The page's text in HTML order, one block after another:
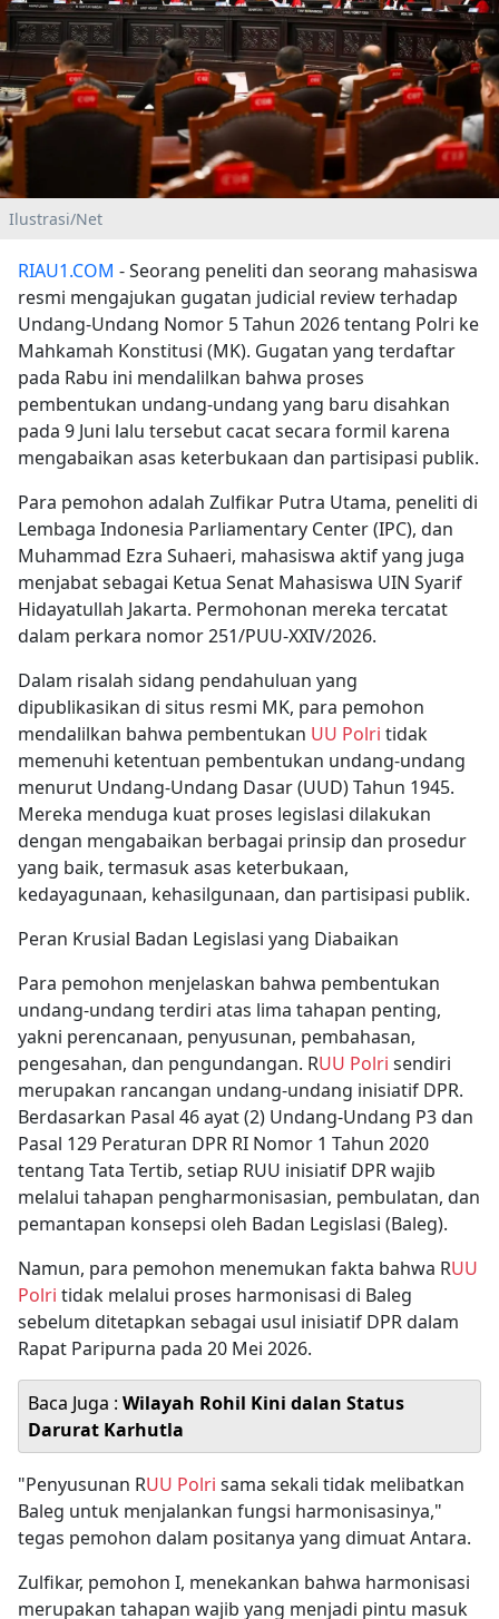
Ilustrasi/Net
RIAU1.COM - Seorang peneliti dan seorang mahasiswa
resmi mengajukan gugatan judicial review terhadap
Undang-Undang Nomor 5 Tahun 2026 tentang Polri ke
Mahkamah Konstitusi (MK). Gugatan yang terdaftar
pada Rabu ini mendalilkan bahwa proses
pembentukan undang-undang yang baru disahkan
pada 9 Juni lalu tersebut cacat secara formil karena
mengabaikan asas keterbukaan dan partisipasi publik.
Para pemohon adalah Zulfikar Putra Utama, peneliti di
Lembaga Indonesia Parliamentary Center (IPC), dan
Muhammad Ezra Suhaeri, mahasiswa aktif yang juga
menjabat sebagai Ketua Senat Mahasiswa UIN Syarif
Hidayatullah Jakarta. Permohonan mereka tercatat
dalam perkara nomor 251/PUU-XXIV/2026.
Dalam risalah sidang pendahuluan yang
dipublikasikan di situs resmi MK, para pemohon
mendalilkan bahwa pembentukan UU Polri tidak
memenuhi ketentuan pembentukan undang-undang
menurut Undang-Undang Dasar (UUD) Tahun 1945.
Mereka menduga kuat proses legislasi dilakukan
dengan mengabaikan berbagai prinsip dan prosedur
yang baik, termasuk asas keterbukaan,
kedayagunaan, kehasilgunaan, dan partisipasi publik.
Peran Krusial Badan Legislasi yang Diabaikan
Para pemohon menjelaskan bahwa pembentukan
undang-undang terdiri atas lima tahapan penting,
yakni perencanaan, penyusunan, pembahasan,
pengesahan, dan pengundangan. RUU Polri sendiri
merupakan rancangan undang-undang inisiatif DPR.
Berdasarkan Pasal 46 ayat (2) Undang-Undang P3 dan
Pasal 129 Peraturan DPR RI Nomor 1 Tahun 2020
tentang Tata Tertib, setiap RUU inisiatif DPR wajib
melalui tahapan pengharmonisasian, pembulatan, dan
pemantapan konsepsi oleh Badan Legislasi (Baleg).
Namun, para pemohon menemukan fakta bahwa RUU
Polri tidak melalui proses harmonisasi di Baleg
sebelum ditetapkan sebagai usul inisiatif DPR dalam
Rapat Paripurna pada 20 Mei 2026.
Baca Juga : Wilayah Rohil Kini dalan Status
Darurat Karhutla
"Penyusunan RUU Polri sama sekali tidak melibatkan
Baleg untuk menjalankan fungsi harmonisasinya,"
tegas pemohon dalam positanya yang dimuat Antara.
Zulfikar, pemohon I, menekankan bahwa harmonisasi
merupakan tahapan wajib yang menjadi pintu masuk